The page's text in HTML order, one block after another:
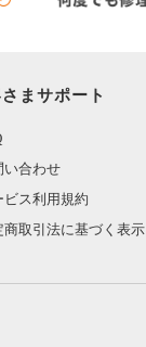
まサポート
い合わせ
ビス利用規約
商取引法に基づく表示